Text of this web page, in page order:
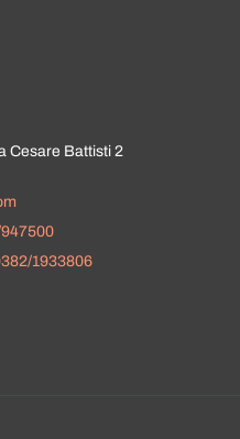
Cesare Battisti 2
1933806